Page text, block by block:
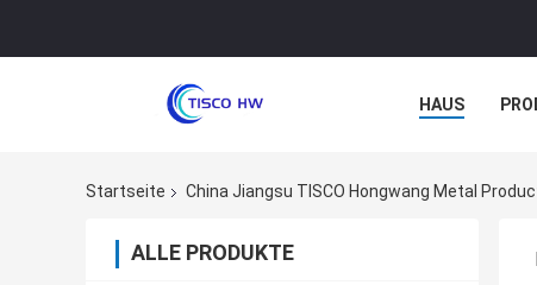
HAUS
Startseite
China Jiangsu TISCO Hongwang Metal
ALLE PRODUKTE